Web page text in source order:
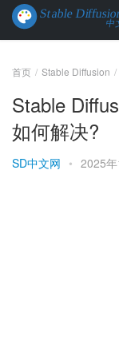
首页 Stable Diffusion
Stable
如何解决?
SD中文网 • 2025